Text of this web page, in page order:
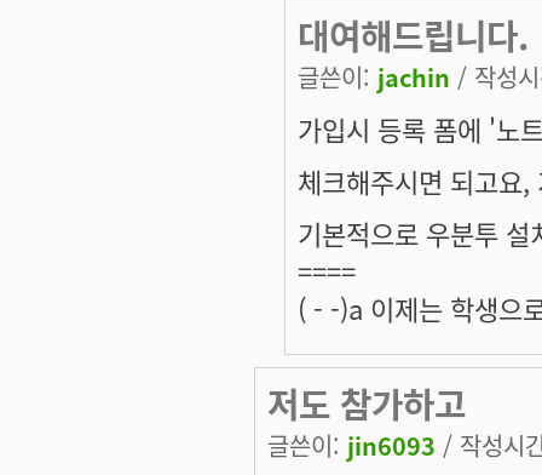
대여해드립니다.
글쓴이: jachin / 작성
가입시 등록 폼에 '노
체크해주시면 되고요
기본적으로 우분투
====
( - -)a 이제는 학생으
저도 참가하고
글쓴이: jin6093 / 작성시